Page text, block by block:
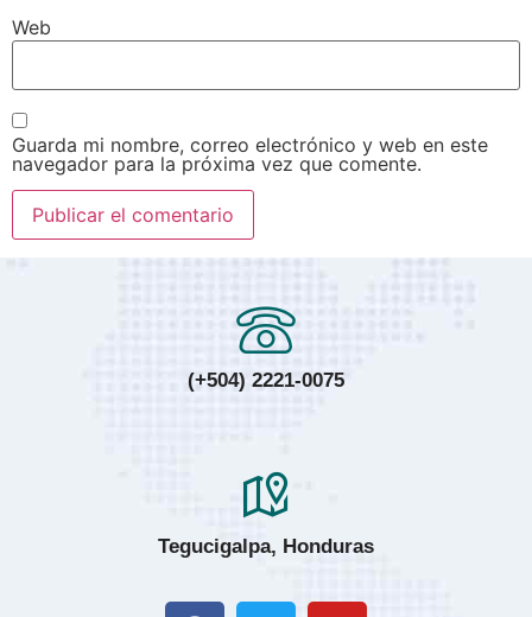
Web
Guarda mi nombre, correo electrónico y web en este
navegador para la próxima vez que comente.
(+504) 2221-0075
Tegucigalpa, Honduras